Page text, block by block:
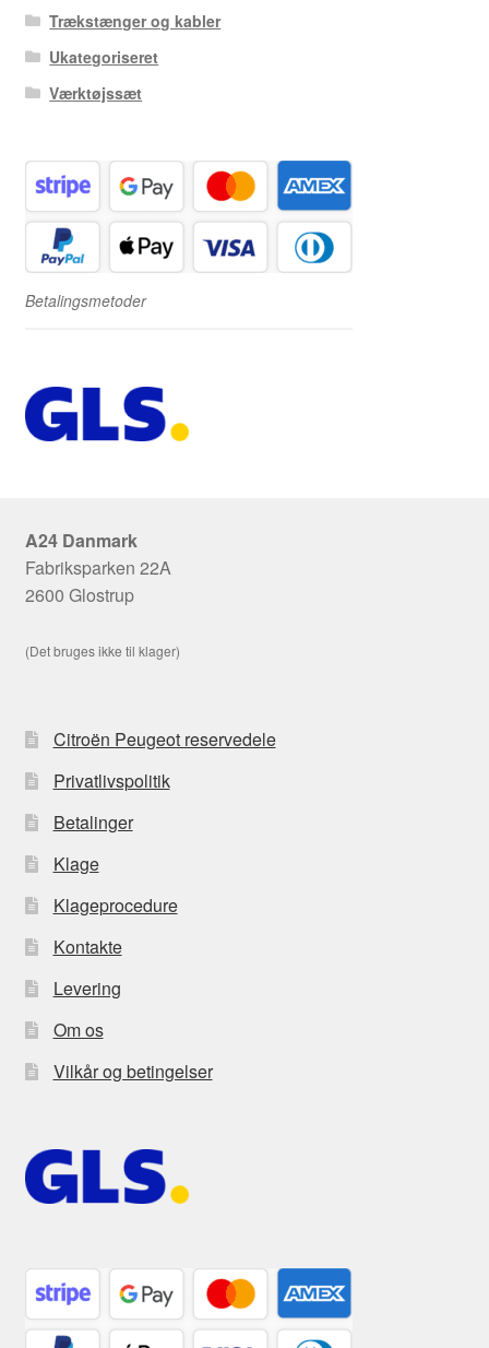
Trækstænger og kabler
Ukategoriseret
Værktøjssæt
Betalingsmetoder
A24 Danmark
Fabriksparken 22A
2600 Glostrup
(Det bruges ikke til klager)
Citroën Peugeot reservedele
Privatlivspolitik
Betalinger
Klage
Klageprocedure
Kontakte
Levering
Om os
Vilkår og betingelser